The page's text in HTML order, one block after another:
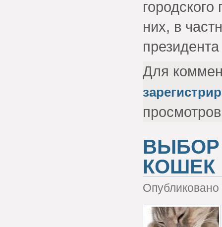
них, в
Для
просмотров
ВЫБОР
КОШЕК